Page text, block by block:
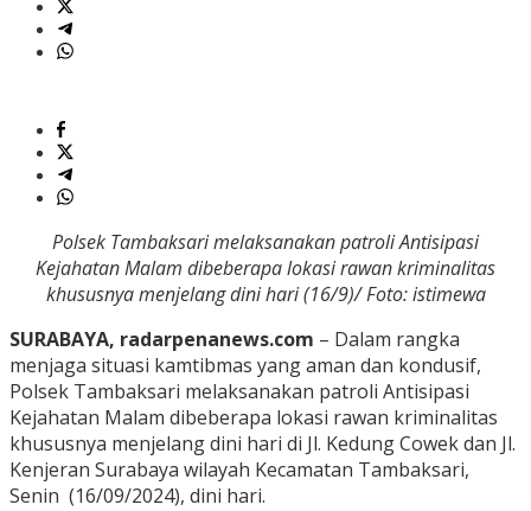
Polsek Tambaksari melaksanakan patroli Antisipasi
Kejahatan Malam dibeberapa lokasi rawan kriminalitas
khususnya menjelang dini hari (16/9)/ Foto: istimewa
SURABAYA, radarpenanews.com – Dalam rangka
menjaga situasi kamtibmas yang aman dan kondusif,
Polsek Tambaksari melaksanakan patroli Antisipasi
Kejahatan Malam dibeberapa lokasi rawan kriminalitas
khususnya menjelang dini hari di Jl. Kedung Cowek dan Jl.
Kenjeran Surabaya wilayah Kecamatan Tambaksari,
Senin (16/09/2024), dini hari.